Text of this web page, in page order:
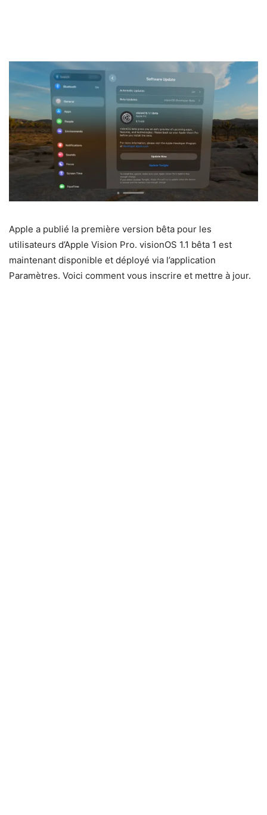
Apple a publié la première version bêta pour les
utilisateurs d’Apple Vision Pro. visionOS 1.1 bêta 1 est
maintenant disponible et déployé via l’application
Paramètres. Voici comment vous inscrire et mettre à jour.